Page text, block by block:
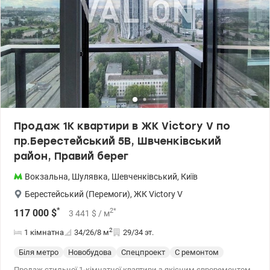
Продаж 1К квартири в ЖК Victоry V по
пр.Берестейський 5В, Швченківський
район, Правий берег
Вокзальна, Шулявка, Шевченківський, Київ
Берестейський (Перемоги), ЖК Victory V
117 000 $* 3 441 $ / м2*
1 кімнатна 34/26/8 м2 29/34 эт.
Біля метро Новобудова Спецпроект
С ремонтом